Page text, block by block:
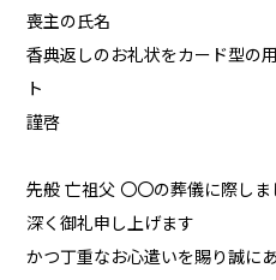
喪主の氏名
香典返しのお礼状をカード型の
ト
謹啓
先般 亡祖父 〇〇の葬儀に際し
深く御礼申し上げます
かつ丁重なお心遣いを賜り誠に